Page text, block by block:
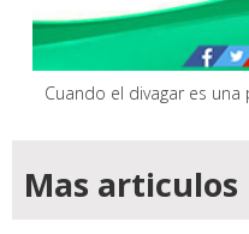
Cuando el divagar es
Mas articulos